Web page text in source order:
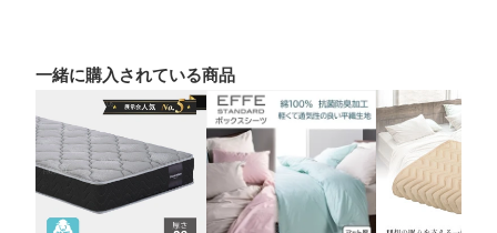
一緒に購入されている商品